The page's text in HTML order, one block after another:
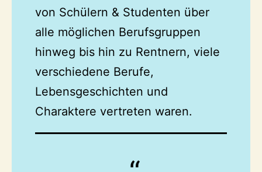
von Schülern & Studenten über
alle möglichen Berufsgruppen
hinweg bis hin zu Rentnern, viele
verschiedene Berufe,
Lebensgeschichten und
Charaktere vertreten waren.